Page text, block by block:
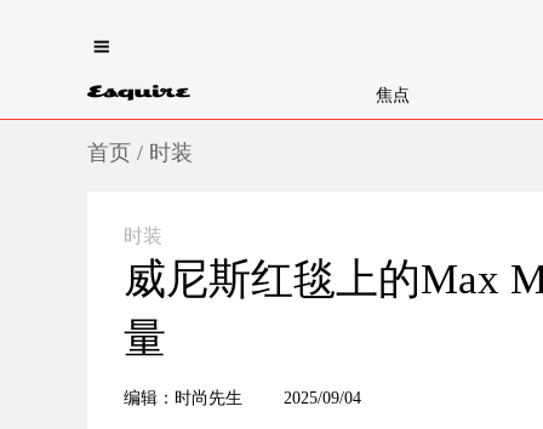
焦点
首页 / 时装
时装
威尼斯红毯上的Max
量
编辑：时尚先生 2025/09/04